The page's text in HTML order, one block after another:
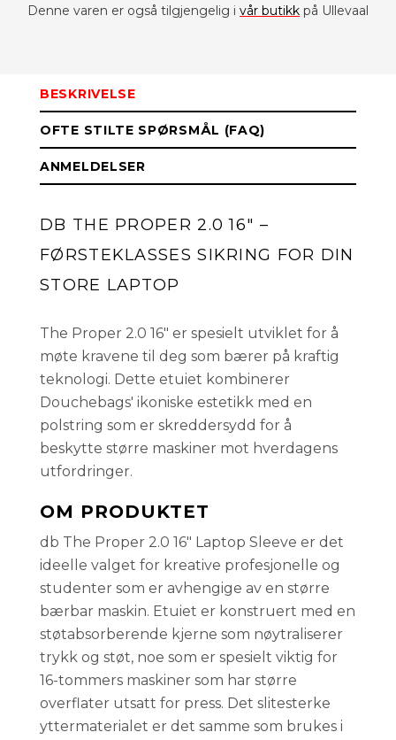
Denne varen er også tilgjengelig i vår butikk på Ullevaal
BESKRIVELSE
OFTE STILTE SPØRSMÅL (FAQ)
ANMELDELSER
DB THE PROPER 2.0 16" –
FØRSTEKLASSES SIKRING FOR DIN
STORE LAPTOP
The Proper 2.0 16" er spesielt utviklet for å
møte kravene til deg som bærer på kraftig
teknologi. Dette etuiet kombinerer
Douchebags' ikoniske estetikk med en
polstring som er skreddersydd for å
beskytte større maskiner mot hverdagens
utfordringer.
OM PRODUKTET
db The Proper 2.0 16" Laptop Sleeve er det
ideelle valget for kreative profesjonelle og
studenter som er avhengige av en større
bærbar maskin. Etuiet er konstruert med en
støtabsorberende kjerne som nøytraliserer
trykk og støt, noe som er spesielt viktig for
16-tommers maskiner som har større
overflater utsatt for press. Det slitesterke
yttermaterialet er det samme som brukes i